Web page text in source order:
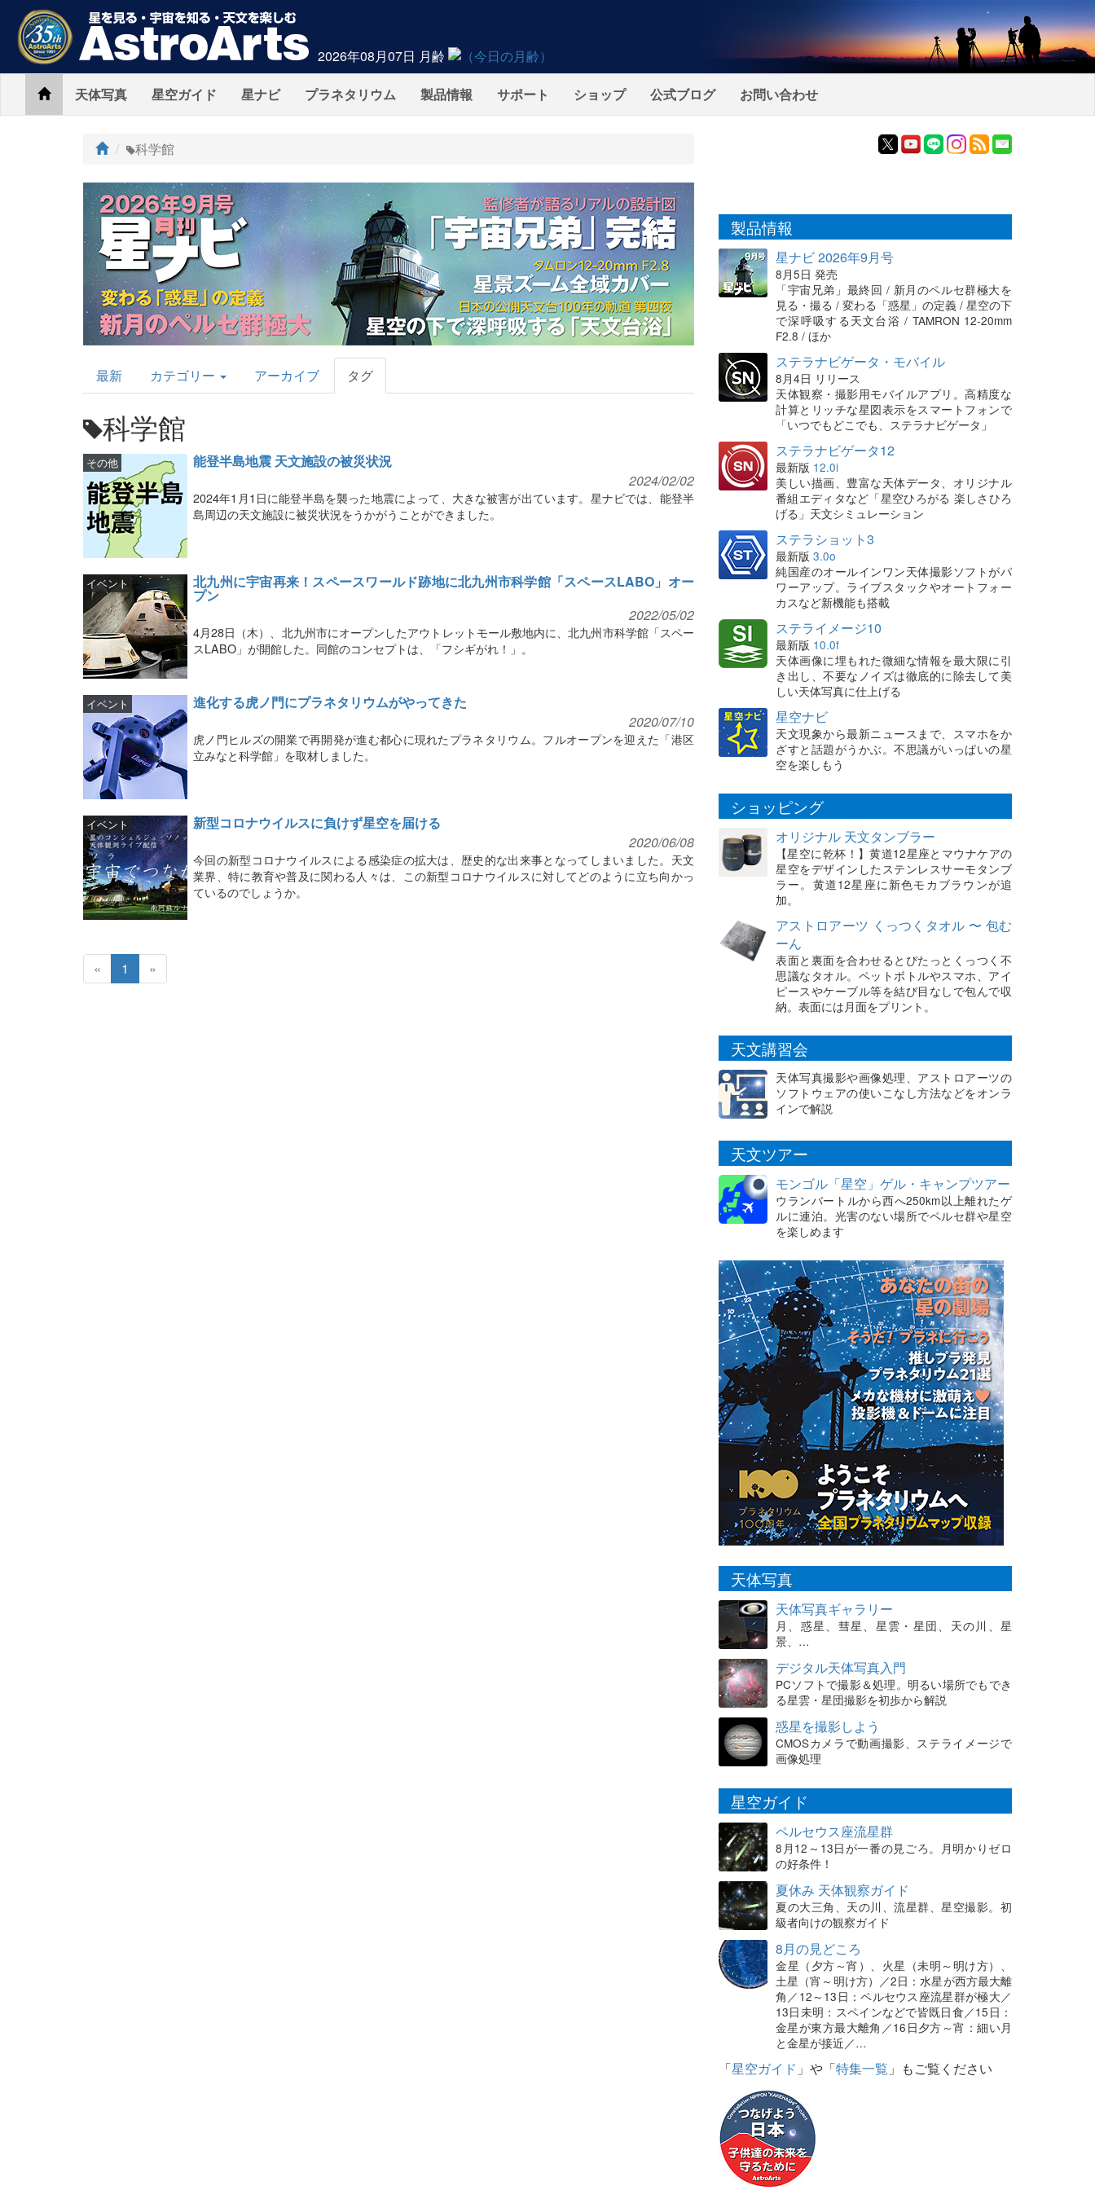
2026年08月07日 月齢
Home天体写真 星空ガイド 星ナビ プラネタリウム 製品情報 サポート ショップ 公式ブログ お問い合わせ
ト
プ
科学館
AstroArts
Topics
最新 カテゴリー アーカイブ タグ
科学館
能登半島地震 天文施設の被災状況
その他
2024/02/02
2024年1月1日に能登半島を襲った地震によって、大きな被害が出ています。星ナビでは、能登半
島周辺の天文施設に被災状況をうかがうことができました。
北九州に宇宙再来！スペースワールド跡地に北九州市科学館「スペースLABO」オー
プン
イベント
2022/05/02
4月28日（木）、北九州市にオープンしたアウトレットモール敷地内に、北九州市科学館「スペー
スLABO」が開館した。同館のコンセプトは、「フシギがれ！」。
進化する虎ノ門にプラネタリウムがやってきた
イベント
2020/07/10
虎ノ門ヒルズの開業で再開発が進む都心に現れたプラネタリウム。フルオープンを迎えた「港区
立みなと科学館」を取材しました。
新型コロナウイルスに負けず星空を届ける
イベント
2020/06/08
今回の新型コロナウイルスによる感染症の拡大は、歴史的な出来事となってしまいました。天文
業界、特に教育や普及に関わる人々は、この新型コロナウイルスに対してどのように立ち向かっ
ているのでしょうか。
« 1 »
製品情報
星ナビ 2026年9月号
8月5日 発売
「宇宙兄弟」最終回 / 新月のペルセ群極大を
見る・撮る / 変わる「惑星」の定義 / 星空の下
で深呼吸する天文台浴 / TAMRON 12-20mm
F2.8 / ほか
ステラナビゲータ・モバイル
8月4日 リリース
天体観察・撮影用モバイルアプリ。高精度な
計算とリッチな星図表示をスマートフォンで
「いつでもどこでも、ステラナビゲータ」
ステラナビゲータ12
最新版 12.0i
美しい描画、豊富な天体データ、オリジナル
番組エディタなど「星空ひろがる 楽しさひろ
げる」天文シミュレーション
ステラショット3
最新版 3.0o
純国産のオールインワン天体撮影ソフトがパ
ワーアップ。ライブスタックやオートフォー
カスなど新機能も搭載
ステライメージ10
最新版 10.0f
天体画像に埋もれた微細な情報を最大限に引
き出し、不要なノイズは徹底的に除去して美
しい天体写真に仕上げる
星空ナビ
天文現象から最新ニュースまで、スマホをか
ざすと話題がうかぶ。不思議がいっぱいの星
空を楽しもう
ショッピング
オリジナル 天文タンブラー
【星空に乾杯！】黄道12星座とマウナケアの
星空をデザインしたステンレスサーモタンブ
ラー。黄道12星座に新色モカブラウンが追
加。
アストロアーツ くっつくタオル 〜 包む
ーん
表面と裏面を合わせるとぴたっとくっつく不
思議なタオル。ペットボトルやスマホ、アイ
ピースやケーブル等を結び目なしで包んで収
納。表面には月面をプリント。
天文講習会
天体写真撮影や画像処理、アストロアーツの
ソフトウェアの使いこなし方法などをオンラ
インで解説
天文ツアー
モンゴル「星空」ゲル・キャンプツアー
ウランバートルから西へ250km以上離れたゲ
ルに連泊。光害のない場所でペルセ群や星空
を楽しめます
天体写真
天体写真ギャラリー
月、惑星、彗星、星雲・星団、天の川、星
景、…
デジタル天体写真入門
PCソフトで撮影＆処理。明るい場所でもでき
る星雲・星団撮影を初歩から解説
惑星を撮影しよう
CMOSカメラで動画撮影、ステライメージで
画像処理
星空ガイド
ペルセウス座流星群
8月12～13日が一番の見ごろ。月明かりゼロ
の好条件！
夏休み 天体観察ガイド
夏の大三角、天の川、流星群、星空撮影。初
級者向けの観察ガイド
8月の見どころ
金星（夕方～宵）、火星（未明～明け方）、
土星（宵～明け方）／2日：水星が西方最大離
角／12～13日：ペルセウス座流星群が極大／
13日未明：スペインなどで皆既日食／15日：
金星が東方最大離角／16日夕方～宵：細い月
と金星が接近／…
「星空ガイド 」や「特集一覧 」もご覧ください